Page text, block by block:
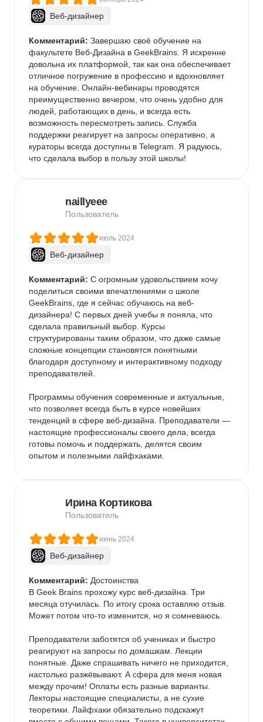
Веб-дизайнер
Комментарий: Завершаю своё обучение на
факультете Веб-Дизайна в GeekBrains. Я искренне
довольна их платформой, так как она обеспечивает
отличное погружение в профессию и вдохновляет
на обучение. Онлайн-вебинары проводятся
преимущественно вечером, что очень удобно для
людей, работающих в день, и всегда есть
возможность пересмотреть запись. Служба
поддержки реагирует на запросы оперативно, а
кураторы всегда доступны в Telegram. Я радуюсь,
что сделала выбор в пользу этой школы!
naillyeee
Пользователь
июль 2024
Веб-дизайнер
Комментарий: С огромным удовольствием хочу
поделиться своими впечатлениями о школе
GeekBrains, где я сейчас обучаюсь на веб-
дизайнера! С первых дней учебы я поняла, что
сделала правильный выбор. Курсы
структурированы таким образом, что даже самые
сложные концепции становятся понятными
благодаря доступному и интерактивному подходу
преподавателей.
Программы обучения современные и актуальные,
что позволяет всегда быть в курсе новейших
тенденций в сфере веб-дизайна. Преподаватели —
настоящие профессионалы своего дела, всегда
готовы помочь и поддержать, делятся своим
опытом и полезными лайфхаками.
теорию на практике, что невероятно важно для
закрепления материала. Учебный процесс гибкий,
GeekBrains — это не просто школа, а настоящее
сообщество единомышленников, где каждый найдет
всем, кто хочет получить качественное образование
в сфере IT и веб-дизайна!
Ирина Кортикова
Пользователь
июнь 2024
Веб-дизайнер
Комментарий: Достоинства
В Geek Brains прохожу курс веб-дизайна. Три
месяца отучилась. По итогу срока оставляю отзыв.
Может потом что-то изменится, но я сомневаюсь.
Преподаватели заботятся об учениках и быстро
реагируют на запросы по домашкам. Лекции
понятные. Даже спрашивать ничего не приходится,
настолько разжёвывают. А сфера для меня новая
между прочим! Оплаты есть разные варианты.
Лекторы настоящие специалисты, а не сухие
теоретики. Лайфхаки обязательно подскажут